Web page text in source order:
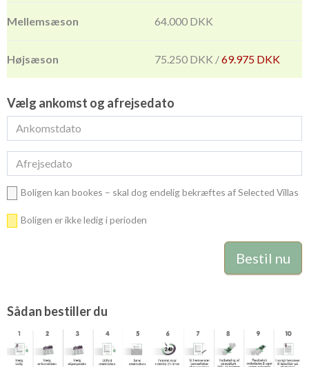
64.000 DKK
75.250 DKK /69.975 DKK
Vælg ankomst og afrejsedato
Boligen kan bookes – skal dog endelig bekræftes af Selected Villas
Boligen er ikke ledig i perioden
Sådan bestiller du